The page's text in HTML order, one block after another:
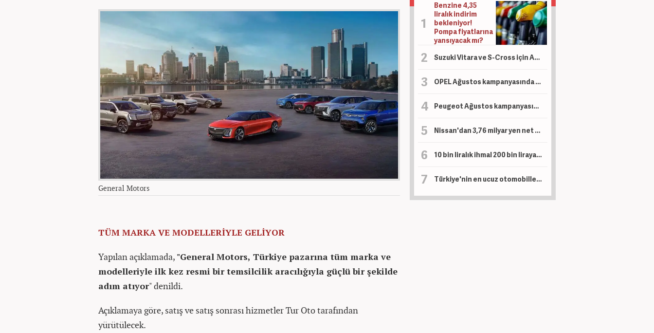
General Motors
TÜM MARKA VE MODELLERİYLE GELİYOR
Yapılan açıklamada, "General Motors, Türkiye pazarına tüm marka ve
modelleriyle ilk kez resmi bir temsilcilik aracılığıyla güçlü bir şekilde
adım atıyor" denildi.
Açıklamaya göre, satış ve satış sonrası hizmetler Tur Oto tarafından
yürütülecek.
Benzine 4,35
liralık indirim
bekleniyor!
Pompa fiyatlarına
yansıyacak mı?
Suzuki Vitara ve S-Cross için Ağustos hamlesi: Sıfır faizli finansman ve takas desteği
OPEL Ağustos kampanyasında ticari araçlara sıfır faizli 1 Milyon TL kredi tanımladı
Peugeot Ağustos kampanyasında sıfır faiz ve 1 Milyon TL kredi dönemini başlattı
Nissan'dan 3,76 milyar yen net kar
10 bin liralık ihmal 200 bin liraya patlıyor: Uzun yola çıkacak sürücüler dikkat!
Türkiye'nin en ucuz otomobilleri belli oldu: Marka marka o liste...